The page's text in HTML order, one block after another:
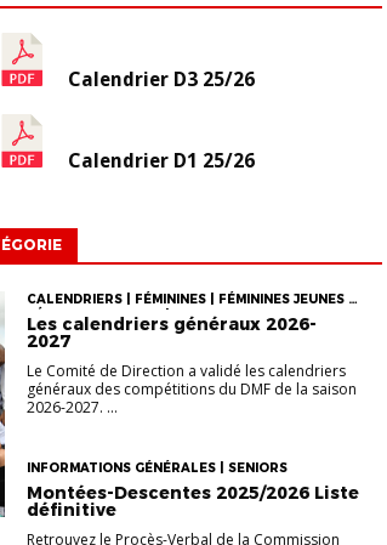
Calendrier D3 25/26
Calendrier D1 25/26
CALENDRIERS | FÉMININES | FÉMININES JEUNES |
FÉMININES SENIORS | FOOT DES JEUNES (DE U13
À U19) | GROUPES, CALENDRIERS ET TIRAGES |
SENIORS
Les calendriers généraux 2026-
2027
Le Comité de Direction a validé les calendriers
généraux des compétitions du DMF de la saison
2026-2027. ...
INFORMATIONS GÉNÉRALES | SENIORS
Montées-Descentes 2025/2026 Liste
définitive
Retrouvez le Procès-Verbal de la Commission